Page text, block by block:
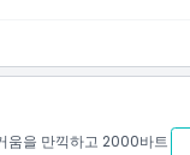
움을 만끽하고 2000바트